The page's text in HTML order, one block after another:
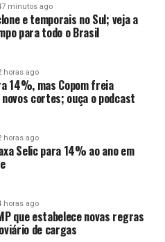
comerciais, o
Trump, editou na sexta-
estendendo isenções
incluindo carne bovina,
de 50% para 40%. Contudo,
de um imposto
do setor brasileiro
–Veja mais aqui.
e ministro do
e Serviços,
a medida, mas
negociando para a
avanços sucessivos, mas
minutos ago
e temporais no Sul; veja a
para todo o Brasil
horas ago
14%, mas Copom freia
cortes; ouça o podcast
horas ago
Selic para 14% ao ano em
horas ago
que estabelece novas regras
de cargas